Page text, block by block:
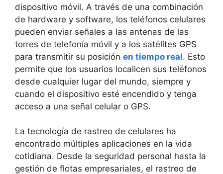
⁢dispositivo⁤ móvil. A través de una combinación
de⁤ hardware ‌y software, ‍los teléfonos celulares
pueden ⁣enviar señales a ⁤las antenas de las
torres de telefonía móvil y a los satélites GPS
para transmitir su​ posición en tiempo real. Esto
permite ​que los‌ usuarios localicen ⁤sus teléfonos
desde cualquier lugar del mundo, siempre y
cuando‌ el dispositivo esté encendido y ​tenga
acceso a una señal celular o GPS.
La tecnología de rastreo de celulares ha⁤
encontrado múltiples aplicaciones en la‌ vida
cotidiana. Desde la seguridad personal hasta la
‍gestión ‌de flotas empresariales, el‌ rastreo ⁤de